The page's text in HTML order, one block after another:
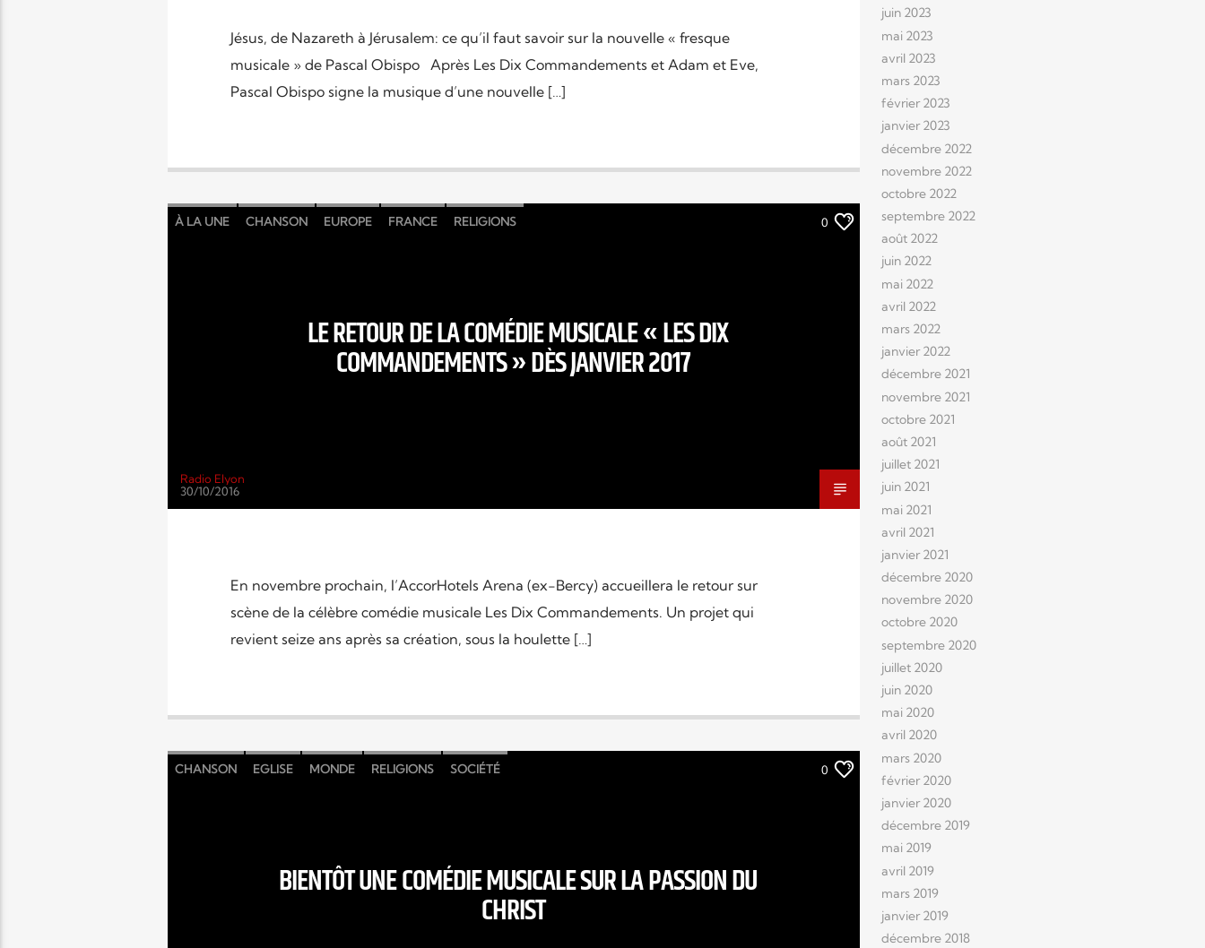
Jésus, de Nazareth à Jérusalem: ce qu’il faut savoir sur la nouvelle « fresque
musicale » de Pascal Obispo Après Les Dix Commandements et Adam et Eve,
Pascal Obispo signe la musique d’une nouvelle […]
À LA UNE CHANSON EUROPE FRANCE RELIGIONS 0
LE RETOUR DE LA COMÉDIE MUSICALE « LES DIX
COMMANDEMENTS » DÈS JANVIER 2017
Radio Elyon
30/10/2016
En novembre prochain, l’AccorHotels Arena (ex-Bercy) accueillera le retour sur
scène de la célèbre comédie musicale Les Dix Commandements. Un projet qui
revient seize ans après sa création, sous la houlette […]
CHANSON EGLISE MONDE RELIGIONS SOCIÉTÉ 0
BIENTÔT UNE COMÉDIE MUSICALE SUR LA PASSION DU
CHRIST
juin 2023
mai 2023
avril 2023
mars 2023
février 2023
janvier 2023
décembre 2022
novembre 2022
octobre 2022
septembre 2022
août 2022
juin 2022
mai 2022
avril 2022
mars 2022
janvier 2022
décembre 2021
novembre 2021
octobre 2021
août 2021
juillet 2021
juin 2021
mai 2021
avril 2021
janvier 2021
décembre 2020
novembre 2020
octobre 2020
septembre 2020
juillet 2020
juin 2020
mai 2020
avril 2020
mars 2020
février 2020
janvier 2020
décembre 2019
mai 2019
avril 2019
mars 2019
janvier 2019
décembre 2018